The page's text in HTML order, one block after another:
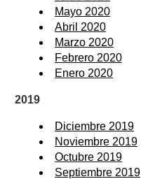
Mayo 2020
Abril 2020
Marzo 2020
Febrero 2020
Enero 2020
2019
Diciembre 2019
Noviembre 2019
Octubre 2019
Septiembre 2019